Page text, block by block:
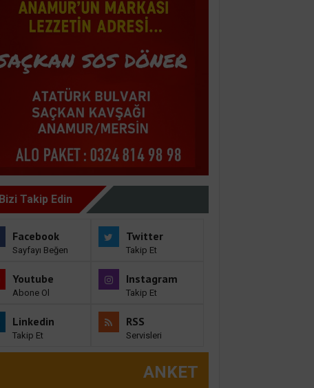
Bizi Takip Edin
Facebook
Sayfayı Beğen
Twitter
Takip Et
Youtube
Abone Ol
Instagram
Takip Et
Linkedin
Takip Et
RSS
Servisleri
ANKET